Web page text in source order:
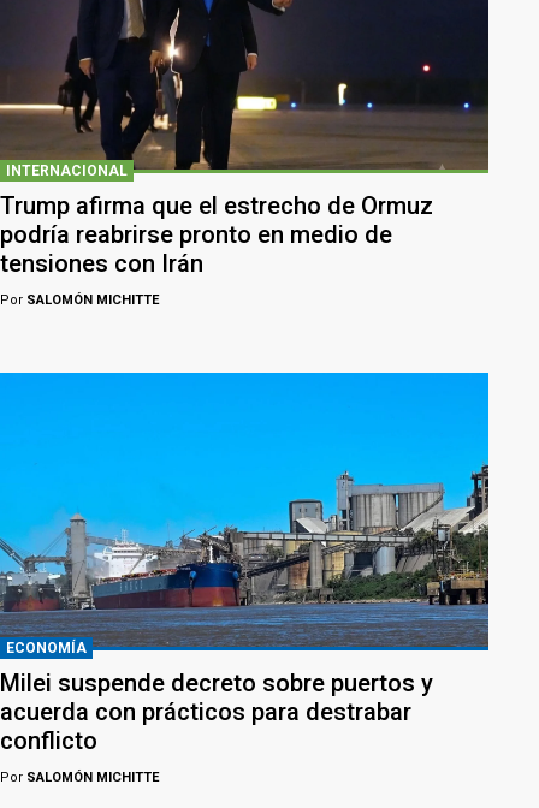
INTERNACIONAL
Trump afirma que el estrecho de Ormuz
podría reabrirse pronto en medio de
tensiones con Irán
Por SALOMÓN MICHITTE
ECONOMÍA
Milei suspende decreto sobre puertos y
acuerda con prácticos para destrabar
conflicto
Por SALOMÓN MICHITTE